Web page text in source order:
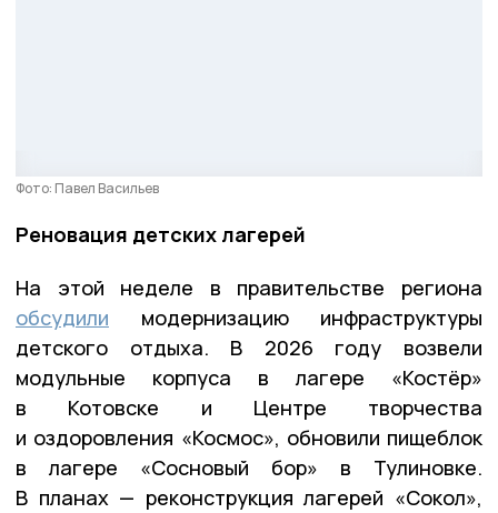
Фото: Павел Васильев
Реновация детских лагерей
На этой неделе в правительстве региона
обсудили модернизацию инфраструктуры
детского отдыха. В 2026 году возвели
модульные корпуса в лагере «Костёр»
в Котовске и Центре творчества
и оздоровления «Космос», обновили пищеблок
в лагере «Сосновый бор» в Тулиновке.
В планах — реконструкция лагерей «Сокол»,